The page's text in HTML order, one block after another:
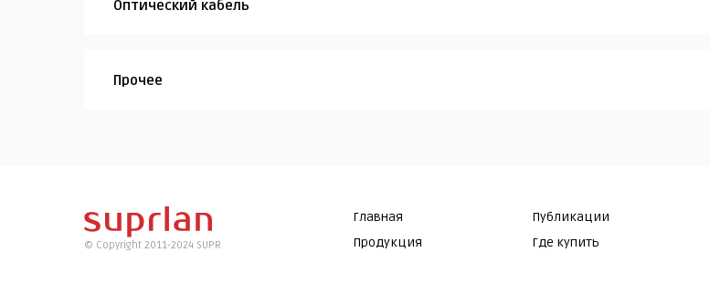
Оптический кабель
Прочее
© Copyright 2011-2024 SUPR
Главная Публикации
Продукция
Где купить